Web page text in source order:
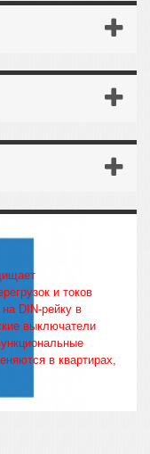
и токов
DIN-рейку в
выключатели
в квартирах,